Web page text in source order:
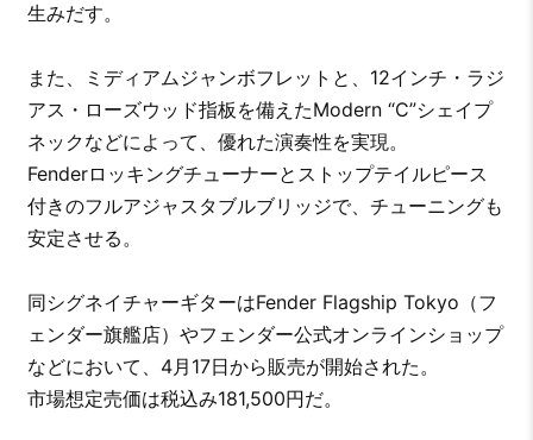
生みだす。
また、ミディアムジャンボフレットと、12インチ・ラジ
アス・ローズウッド指板を備えたModern “C”シェイプ
ネックなどによって、優れた演奏性を実現。
Fenderロッキングチューナーとストップテイルピース
付きのフルアジャスタブルブリッジで、チューニングも
安定させる。
同シグネイチャーギターはFender Flagship Tokyo（フ
ェンダー旗艦店）やフェンダー公式オンラインショップ
などにおいて、4月17日から販売が開始された。
市場想定売価は税込み181,500円だ。